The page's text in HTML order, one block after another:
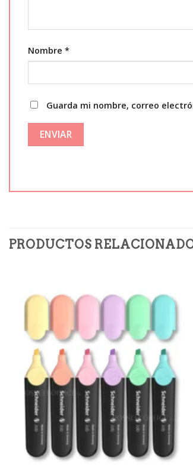
Nombre *
Guarda mi nombre, correo
PRODUCTOS